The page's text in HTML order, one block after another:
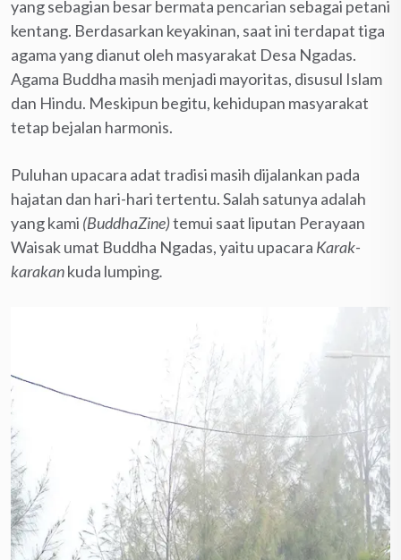
yang sebagian besar bermata pencarian sebagai petani
kentang. Berdasarkan keyakinan, saat ini terdapat tiga
agama yang dianut oleh masyarakat Desa Ngadas.
Agama Buddha masih menjadi mayoritas, disusul Islam
dan Hindu. Meskipun begitu, kehidupan masyarakat
tetap bejalan harmonis.
Puluhan upacara adat tradisi masih dijalankan pada
hajatan dan hari-hari tertentu. Salah satunya adalah
yang kami (BuddhaZine)temui saat liputan Perayaan
Waisak umat Buddha Ngadas, yaitu upacara Karak-
karakankuda lumping.